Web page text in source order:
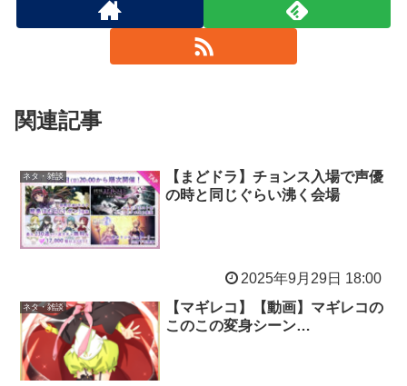
関連記事
ネタ・雑談
【まどドラ】チョンス入場で声優
の時と同じぐらい沸く会場
2025年9月29日 18:00
ネタ・雑談
【マギレコ】【動画】マギレコの
このこの変身シーン…